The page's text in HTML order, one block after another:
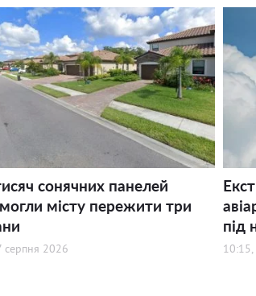
сонячних панелей
місту пережити три
серпня 2026
під